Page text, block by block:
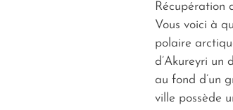
Récupération
Vous voici à
polaire
d’Akureyri un
au fond d’un
ville possède